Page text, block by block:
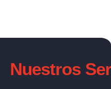
Nuestros